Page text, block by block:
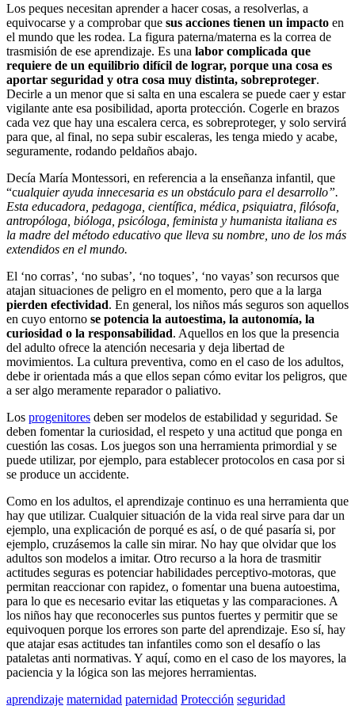
Los peques necesitan aprender a hacer cosas, a resolverlas, a
equivocarse y a comprobar que sus acciones tienen un impacto en
el mundo que les rodea. La figura paterna/materna es la correa de
trasmisión de ese aprendizaje. Es una labor complicada que
requiere de un equilibrio difícil de lograr, porque una cosa es
aportar seguridad y otra cosa muy distinta, sobreproteger.
Decirle a un menor que si salta en una escalera se puede caer y estar
vigilante ante esa posibilidad, aporta protección. Cogerle en brazos
cada vez que hay una escalera cerca, es sobreproteger, y solo servirá
para que, al final, no sepa subir escaleras, les tenga miedo y acabe,
seguramente, rodando peldaños abajo.
Decía María Montessori, en referencia a la enseñanza infantil, que
“cualquier ayuda innecesaria es un obstáculo para el desarrollo”.
Esta educadora, pedagoga, científica, médica, psiquiatra, filósofa,
antropóloga, bióloga, psicóloga, feminista y humanista italiana es
la madre del método educativo que lleva su nombre, uno de los más
extendidos en el mundo.
El ‘no corras’, ‘no subas’, ‘no toques’, ‘no vayas’ son recursos que
atajan situaciones de peligro en el momento, pero que a la larga
pierden efectividad. En general, los niños más seguros son aquellos
en cuyo entorno se potencia la autoestima, la autonomía, la
curiosidad o la responsabilidad. Aquellos en los que la presencia
del adulto ofrece la atención necesaria y deja libertad de
movimientos. La cultura preventiva, como en el caso de los adultos,
debe ir orientada más a que ellos sepan cómo evitar los peligros, que
a ser algo meramente reparador o paliativo.
Los progenitores deben ser modelos de estabilidad y seguridad. Se
deben fomentar la curiosidad, el respeto y una actitud que ponga en
cuestión las cosas. Los juegos son una herramienta primordial y se
puede utilizar, por ejemplo, para establecer protocolos en casa por si
se produce un accidente.
Como en los adultos, el aprendizaje continuo es una herramienta que
hay que utilizar. Cualquier situación de la vida real sirve para dar un
ejemplo, una explicación de porqué es así, o de qué pasaría si, por
ejemplo, cruzásemos la calle sin mirar. No hay que olvidar que los
adultos son modelos a imitar. Otro recurso a la hora de trasmitir
actitudes seguras es potenciar habilidades perceptivo-motoras, que
permitan reaccionar con rapidez, o fomentar una buena autoestima,
para lo que es necesario evitar las etiquetas y las comparaciones. A
los niños hay que reconocerles sus puntos fuertes y permitir que se
equivoquen porque los errores son parte del aprendizaje. Eso sí, hay
que atajar esas actitudes tan infantiles como son el desafío o las
pataletas anti normativas. Y aquí, como en el caso de los mayores, la
paciencia y la lógica son las mejores herramientas.
aprendizaje maternidad paternidad Protección seguridad